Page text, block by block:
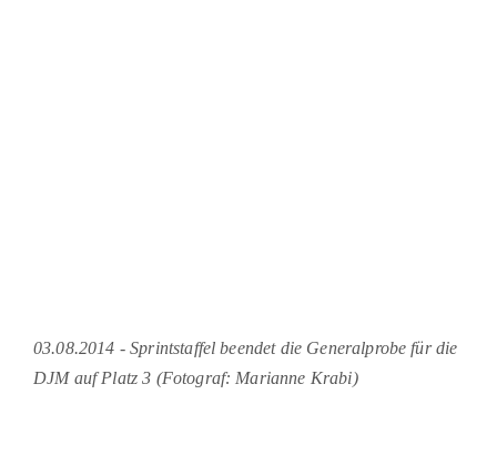
03.08.2014 - Sprintstaffel beendet die Generalprobe für die
DJM auf Platz 3 (Fotograf: Marianne Krabi)